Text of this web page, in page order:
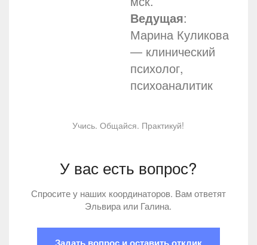
Ведущая:
Марина Куликова
— клинический
психолог,
психоаналитик
Учись. Общайся. Практикуй!
У вас есть вопрос?
Спросите у наших координаторов. Вам ответят
Эльвира или Галина.